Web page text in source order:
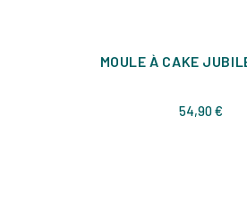
MOULE À CAKE
54,90 €Prix